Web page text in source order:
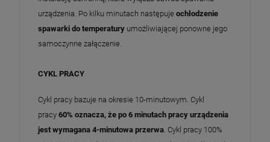
urządzenia. Po kilku minutach następuje ochłodzenie
spawarki do temperatury umożliwiającej ponowne jego
samoczynne załączenie.
CYKL PRACY
Cykl pracy bazuje na okresie 10-minutowym. Cykl
pracy 60% oznacza, że po 6 minutach pracy urządzenia
jest wymagana 4-minutowa przerwa . Cykl pracy 100%